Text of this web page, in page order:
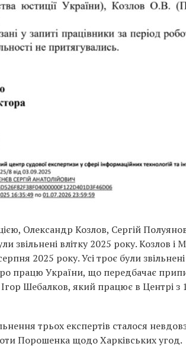
Олександр Козлов, Сергій
звільнені влітку 2025 року.
2025 року. Усі троє були
працю України, що передбачає
Ігор Шебалков, який працює в Центрі
трьох експертів сталося
Порошенка щодо Харківських угод.